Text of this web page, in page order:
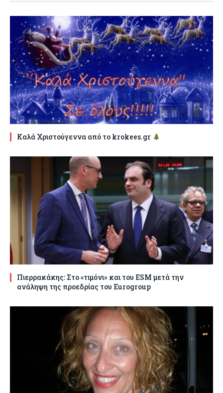
Καλά Χριστούγεννα από το krokees.gr
Πιερρακάκης: Στο «τιμόνι» και του ESM μετά την
ανάληψη της προεδρίας του Eurogroup